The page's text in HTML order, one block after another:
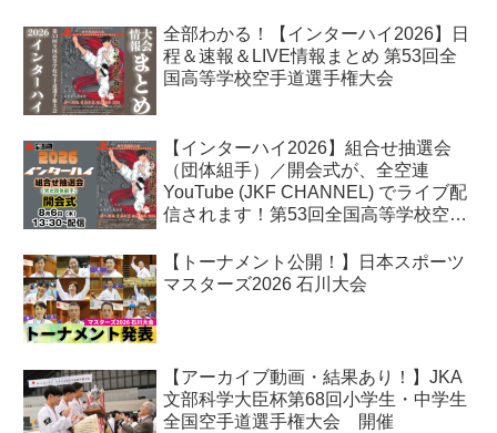
全部わかる！【インターハイ2026】日
程＆速報＆LIVE情報まとめ 第53回全
国高等学校空手道選手権大会
【インターハイ2026】組合せ抽選会
（団体組手）／開会式が、全空連
YouTube (JKF CHANNEL) でライブ配
信されます！第53回全国高等学校空手
【トーナメント公開！】日本スポーツ
マスターズ2026 石川大会
【アーカイブ動画・結果あり！】JKA
文部科学大臣杯第68回小学生・中学生
全国空手道選手権大会 開催